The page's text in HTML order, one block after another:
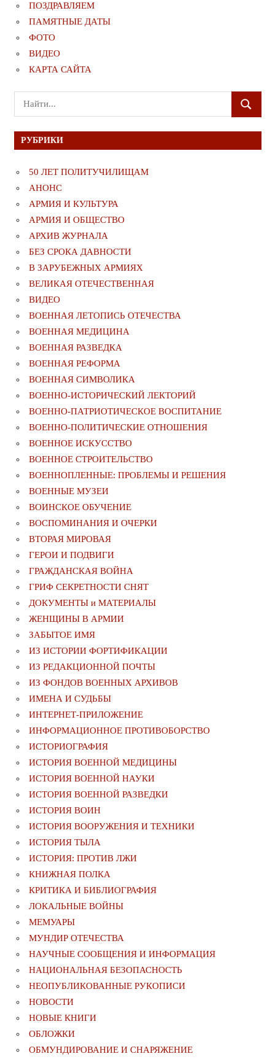
ПОЗДРАВЛЯЕМ
ПАМЯТНЫЕ ДАТЫ
ФОТО
ВИДЕО
КАРТА САЙТА
Поиск
для:
ПОИСК
РУБРИКИ
50 ЛЕТ ПОЛИТУЧИЛИЩАМ
АНОНС
АРМИЯ И КУЛЬТУРА
АРМИЯ И ОБЩЕСТВО
АРХИВ ЖУРНАЛА
БЕЗ СРОКА ДАВНОСТИ
В ЗАРУБЕЖНЫХ АРМИЯХ
ВЕЛИКАЯ ОТЕЧЕСТВЕННАЯ
ВИДЕО
ВОЕННАЯ ЛЕТОПИСЬ ОТЕЧЕСТВА
ВОЕННАЯ МЕДИЦИНА
ВОЕННАЯ РАЗВЕДКА
ВОЕННАЯ РЕФОРМА
ВОЕННАЯ СИМВОЛИКА
ВОЕННО-ИСТОРИЧЕСКИЙ ЛЕКТОРИЙ
ВОЕННО-ПАТРИОТИЧЕСКОЕ ВОСПИТАНИЕ
ВОЕННО-ПОЛИТИЧЕСКИE ОТНОШЕНИЯ
ВОЕННОЕ ИСКУССТВО
ВОЕННОЕ СТРОИТЕЛЬСТВО
ВОЕННОПЛЕННЫЕ: ПРОБЛЕМЫ И РЕШЕНИЯ
ВОЕННЫЕ МУЗЕИ
ВОИНСКОЕ ОБУЧЕНИЕ
ВОСПОМИНАНИЯ И ОЧЕРКИ
ВТОРАЯ МИРОВАЯ
ГЕРОИ И ПОДВИГИ
ГРАЖДАНСКАЯ ВОЙНА
ГРИФ СЕКРЕТНОСТИ СНЯТ
ДОКУМЕНТЫ и МАТЕРИАЛЫ
ЖЕНЩИНЫ В АРМИИ
ЗАБЫТОЕ ИМЯ
ИЗ ИСТОРИИ ФОРТИФИКАЦИИ
ИЗ РЕДАКЦИОННОЙ ПОЧТЫ
ИЗ ФОНДОВ ВОЕННЫХ АРХИВОВ
ИМЕНА И СУДЬБЫ
ИНТЕРНЕТ-ПРИЛОЖЕНИЕ
ИНФОРМАЦИОННОЕ ПРОТИВОБОРСТВО
ИСТОРИОГРАФИЯ
ИСТОРИЯ ВОЕННОЙ МЕДИЦИНЫ
ИСТОРИЯ ВОЕННОЙ НАУКИ
ИСТОРИЯ ВОЕННОЙ РАЗВЕДКИ
ИСТОРИЯ ВОИН
ИСТОРИЯ ВООРУЖЕНИЯ И ТЕХНИКИ
ИСТОРИЯ ТЫЛА
ИСТОРИЯ: ПРОТИВ ЛЖИ
КНИЖНАЯ ПОЛКА
КРИТИКА И БИБЛИОГРАФИЯ
ЛОКАЛЬНЫЕ ВОЙНЫ
МЕМУАРЫ
МУНДИР ОТЕЧЕСТВА
НАУЧНЫЕ СООБЩЕНИЯ И ИНФОРМАЦИЯ
НАЦИОНАЛЬНАЯ БЕЗОПАСНОСТЬ
НЕОПУБЛИКОВАННЫЕ РУКОПИСИ
НОВОСТИ
НОВЫЕ КНИГИ
ОБЛОЖКИ
ОБМУНДИРОВАНИЕ И СНАРЯЖЕНИЕ